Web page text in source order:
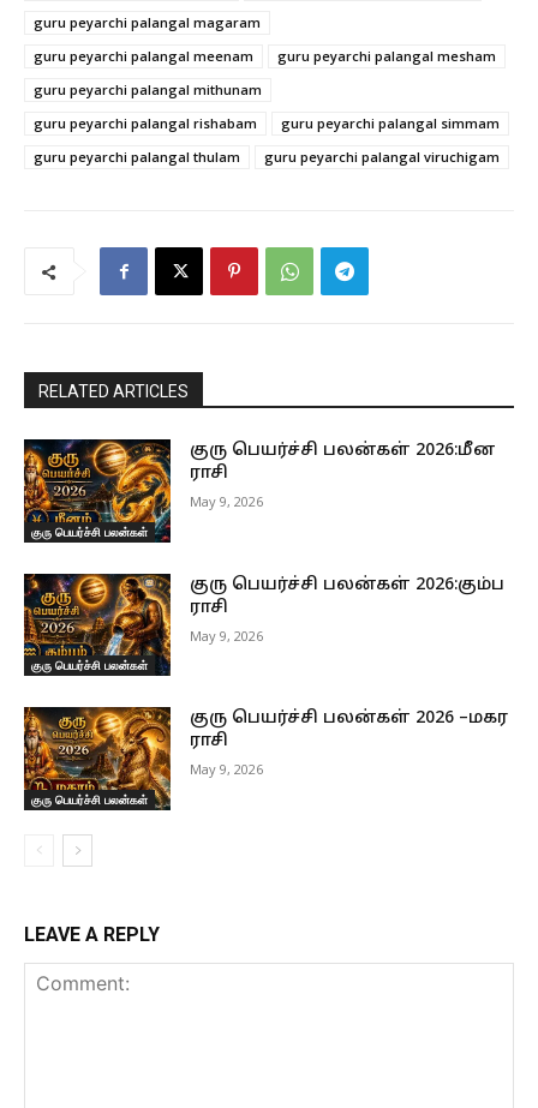
guru peyarchi palangal magaram
guru peyarchi palangal meenam
guru peyarchi palangal mesham
guru peyarchi palangal mithunam
guru peyarchi palangal rishabam
guru peyarchi palangal simmam
guru peyarchi palangal thulam
guru peyarchi palangal viruchigam
RELATED ARTICLES
குரு பெயர்ச்சி பலன்கள்
குரு பெயர்ச்சி பலன்கள் 2026:மீன
ராசி
May 9, 2026
குரு பெயர்ச்சி பலன்கள்
குரு பெயர்ச்சி பலன்கள் 2026:கும்ப
ராசி
May 9, 2026
குரு பெயர்ச்சி பலன்கள்
குரு பெயர்ச்சி பலன்கள் 2026 –மகர
ராசி
May 9, 2026
LEAVE A REPLY